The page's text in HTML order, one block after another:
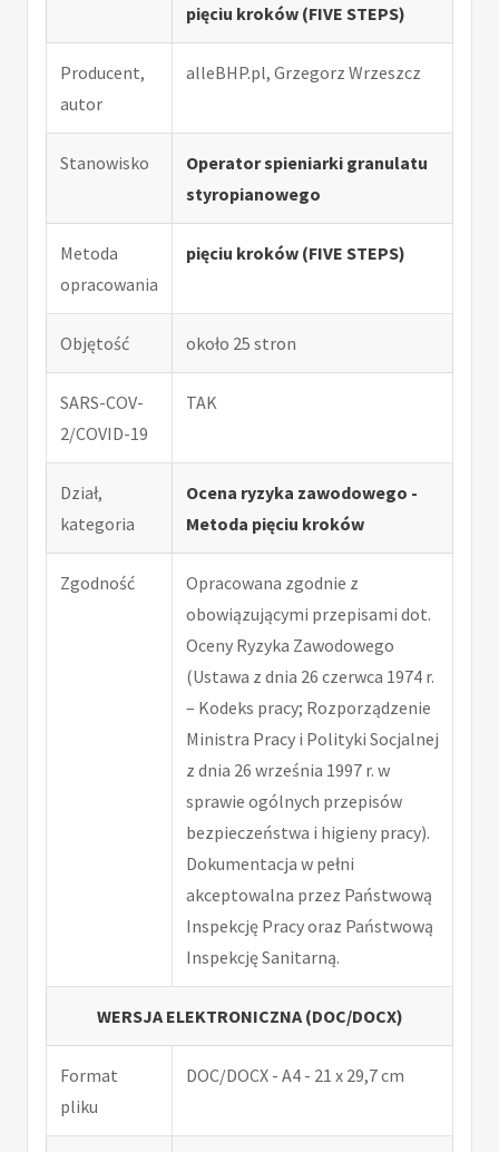
pięciu kroków (FIVE STEPS)
Producent,
autor
alleBHP.pl, Grzegorz Wrzeszcz
Stanowisko
Operator spieniarki granulatu
styropianowego
Metoda
opracowania
pięciu kroków (FIVE STEPS)
Objętość około 25 stron
SARS-COV-
2/COVID-19
TAK
Dział,
kategoria
Ocena ryzyka zawodowego -
Metoda pięciu kroków
Zgodność
Opracowana zgodnie z
obowiązującymi przepisami dot.
Oceny Ryzyka Zawodowego
(Ustawa z dnia 26 czerwca 1974 r.
– Kodeks pracy; Rozporządzenie
Ministra Pracy i Polityki Socjalnej
z dnia 26 września 1997 r. w
sprawie ogólnych przepisów
bezpieczeństwa i higieny pracy).
Dokumentacja w pełni
akceptowalna przez Państwową
Inspekcję Pracy oraz Państwową
Inspekcję Sanitarną.
WERSJA ELEKTRONICZNA (DOC/DOCX)
Format
pliku
DOC/DOCX - A4 - 21 x 29,7 cm